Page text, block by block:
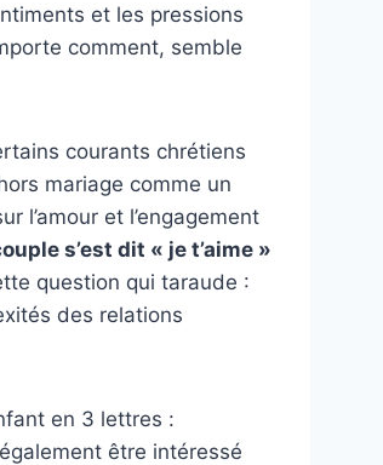
et les pressions
comment, semble
courants chrétiens
mariage comme un
l’amour et l’engagement
s’est dit « je t’aime »
question qui taraude :
des relations
en 3 lettres :
être intéressé